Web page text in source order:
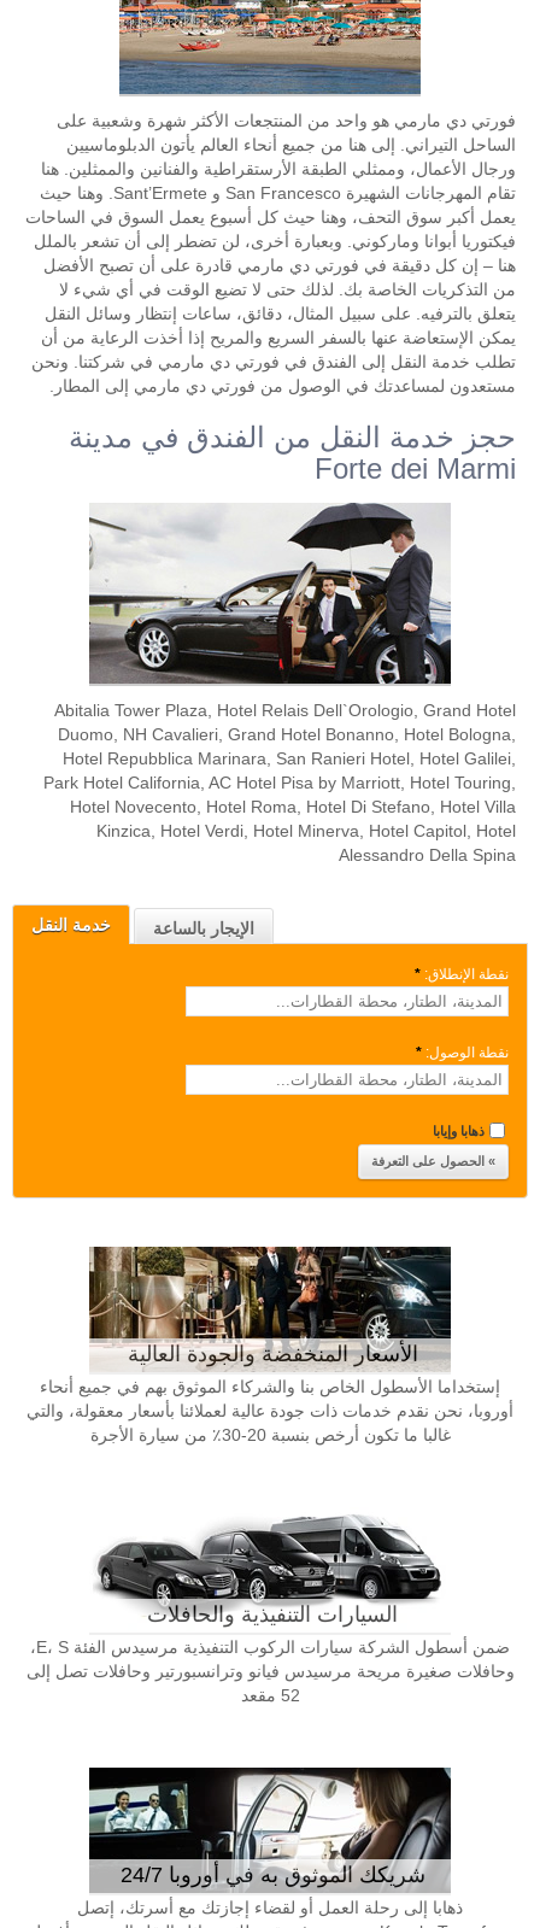
خدمة النقل الإيجار بالساعة
نقطة الإنطلاق: *
نقطة الوصول: *
ذهابا وإيابا
الأسعار المنخفضة والجودة العالية
إستخداما الأسطول الخاص بنا والشركاء الموثوق بهم في جميع أنحاء
أوروبا، نحن نقدم خدمات ذات جودة عالية لعملائنا بأسعار معقولة، والتي
غالبا ما تكون أرخص بنسبة 20-30٪ من سيارة الأجرة
السيارات التنفيذية والحافلات
ضمن أسطول الشركة سيارات الركوب التنفيذية مرسيدس الفئة E، S،
وحافلات صغيرة مريحة مرسيدس فيانو وترانسبورتير وحافلات تصل إلى
52 مقعد
شريكك الموثوق به في أوروبا 24/7
ذهابا إلى رحلة العمل أو لقضاء إجازتك مع أسرتك، إتصل
فورتي دي مارمي هو واحد من المنتجعات الأكثر شهرة وشعبية على
الساحل التيراني. إلى هنا من جميع أنحاء العالم يأتون الدبلوماسيين
ورجال الأعمال، وممثلي الطبقة الأرستقراطية والفنانين والممثلين. هنا
تقام المهرجانات الشهيرة San Francesco و Sant’Ermete. وهنا حيث
يعمل أكبر سوق التحف، وهنا حيث كل أسبوع يعمل السوق في الساحات
فيكتوريا أبوانا وماركوني. وبعبارة أخرى، لن تضطر إلى أن تشعر بالملل
هنا – إن كل دقيقة في فورتي دي مارمي قادرة على أن تصبح الأفضل
من التذكريات الخاصة بك. لذلك حتى لا تضيع الوقت في أي شيء لا
يتعلق بالترفيه. على سبيل المثال، دقائق، ساعات إنتظار وسائل النقل
يمكن الإستعاضة عنها بالسفر السريع والمريح إذا أخذت الرعاية من أن
تطلب خدمة النقل إلى الفندق في فورتي دي مارمي في شركتنا. ونحن
مستعدون لمساعدتك في الوصول من فورتي دي مارمي إلى المطار.
حجز خدمة النقل من الفندق في مدينة
Forte dei Marmi
Abitalia Tower Plaza, Hotel Relais Dell`Orologio, Grand Hotel
Duomo, NH Cavalieri, Grand Hotel Bonanno, Hotel Bologna,
Hotel Repubblica Marinara, San Ranieri Hotel, Hotel Galilei,
Park Hotel California, AC Hotel Pisa by Marriott, Hotel Touring,
Hotel Novecento, Hotel Roma, Hotel Di Stefano, Hotel Villa
Kinzica, Hotel Verdi, Hotel Minerva, Hotel Capitol, Hotel
Alessandro Della Spina